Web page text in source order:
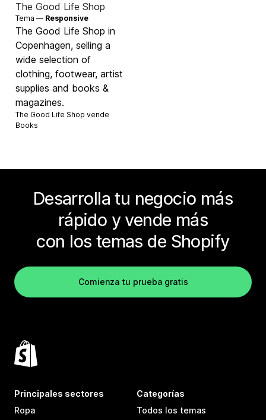
The Good Life Shop
Tema — Responsive
The Good Life Shop in
Copenhagen, selling a
wide selection of
clothing, footwear, artist
supplies and books &
magazines.
The Good Life Shop vende
Books
Desarrolla tu negocio más
rápido y vende más
con los temas de Shopify
Comienza tu prueba gratis
Principales sectores
Ropa
Categorías
Todos los temas